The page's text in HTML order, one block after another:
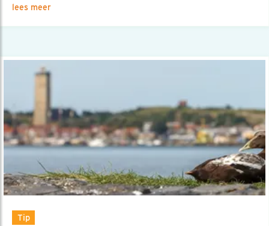
lees meer
Tip